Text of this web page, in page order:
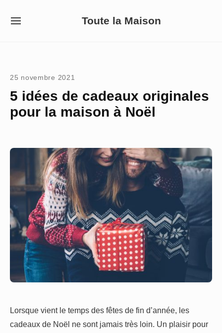
Toute la Maison
SITE
25 novembre 2021
5 idées de cadeaux originales
pour la maison à Noël
Lorsque vient le temps des fêtes de fin d’année, les
cadeaux de Noël ne sont jamais très loin. Un plaisir pour